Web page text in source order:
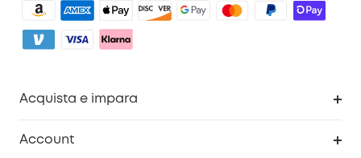
Acquista e impara
Account